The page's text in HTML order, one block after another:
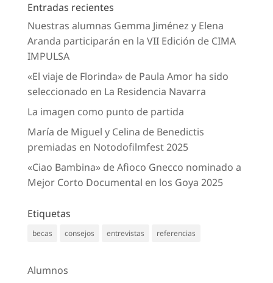
Entradas recientes
Nuestras alumnas Gemma Jiménez y Elena
Aranda participarán en la VII Edición de CIMA
IMPULSA
«El viaje de Florinda» de Paula Amor ha sido
seleccionado en La Residencia Navarra
La imagen como punto de partida
María de Miguel y Celina de Benedictis
premiadas en Notodofilmfest 2025
«Ciao Bambina» de Afioco Gnecco nominado a
Mejor Corto Documental en los Goya 2025
Etiquetas
becas consejos entrevistas referencias
Alumnos